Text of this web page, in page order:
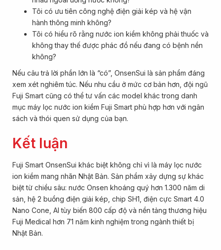
Tôi có ưu tiên công nghệ điện giải kép và hệ vận
hành thông minh không?
Tôi có hiểu rõ rằng nước ion kiềm không phải thuốc và
không thay thế được phác đồ nếu đang có bệnh nền
không?
Nếu câu trả lời phần lớn là “có”, OnsenSui là sản phẩm đáng
xem xét nghiêm túc. Nếu nhu cầu ở mức cơ bản hơn, đội ngũ
Fuji Smart cũng có thể tư vấn các model khác trong danh
mục máy lọc nước ion kiềm Fuji Smart phù hợp hơn với ngân
sách và thói quen sử dụng của bạn.
Kết luận
Fuji Smart OnsenSui khác biệt không chỉ vì là máy lọc nước
ion kiềm mang nhãn Nhật Bản. Sản phẩm xây dựng sự khác
biệt từ chiều sâu: nước Onsen khoáng quý hơn 1.300 năm di
sản, hệ 2 buồng điện giải kép, chip SH1, điện cực Smart 4.0
Nano Cone, AI tùy biến 800 cấp độ và nền tảng thương hiệu
Fuji Medical hơn 71 năm kinh nghiệm trong ngành thiết bị
Nhật Bản.